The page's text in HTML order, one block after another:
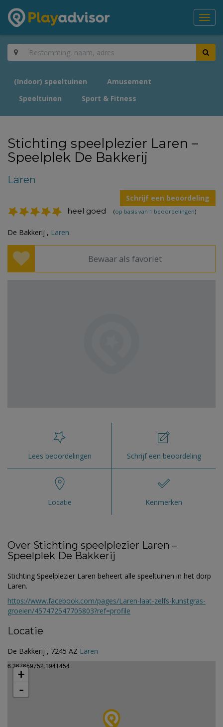
(Indoor) speeltuinen
Amusement
Speeltuinen
Sport & Fitness
Stichting speelplezier Laren –
Speelplek De Bakkerij
Laren
Schrijf een beoordeling
heel goed (op basis van 1 beoordelingen)
De Bakkerij , Laren
Bewaar als favoriet
Lees beoordelingen Schrijf een beoordeling
Locatie Kenmerken
Over Stichting speelplezier Laren –
Speelplek De Bakkerij
Stichting Speelplezier Laren beheert alle speeltuinen in het dorp
Laren.
https://www.facebook.com/pages/Laren-laat-zelfs-kunstgras-
groeien/457472547705803?ref=profile
Locatie
De Bakkerij , 7245 AZ Laren
6.367659752.1941454
+
-